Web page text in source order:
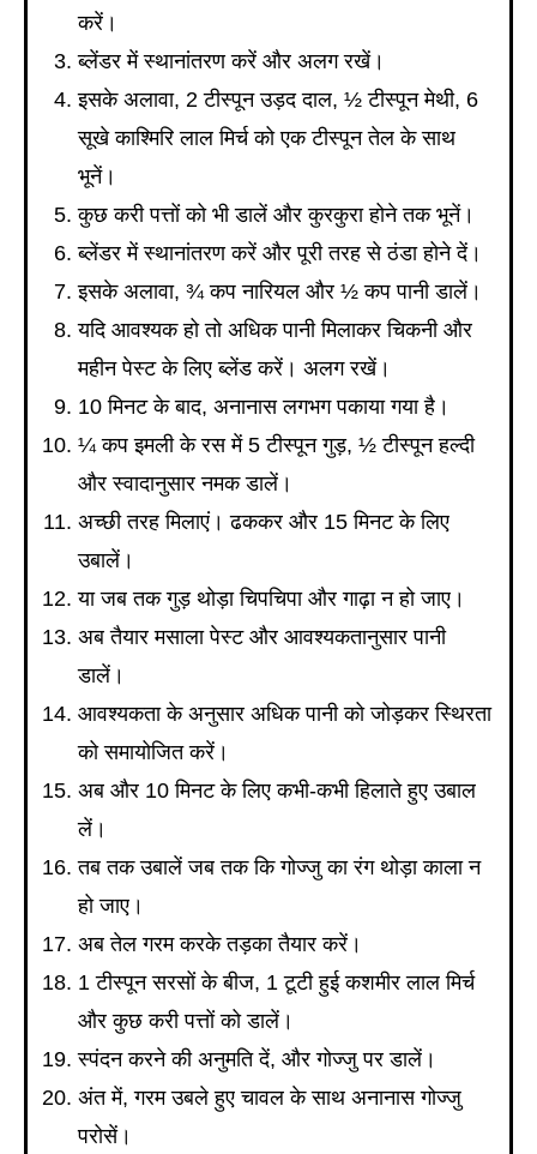
करें।
ब्लेंडर में स्थानांतरण करें और अलग रखें।
इसके अलावा, 2 टीस्पून उड़द दाल, ½ टीस्पून मेथी, 6
सूखे काश्मिरि लाल मिर्च को एक टीस्पून तेल के साथ
भूनें।
कुछ करी पत्तों को भी डालें और कुरकुरा होने तक भूनें।
ब्लेंडर में स्थानांतरण करें और पूरी तरह से ठंडा होने दें।
इसके अलावा, ¾ कप नारियल और ½ कप पानी डालें।
यदि आवश्यक हो तो अधिक पानी मिलाकर चिकनी और
महीन पेस्ट के लिए ब्लेंड करें। अलग रखें।
10 मिनट के बाद, अनानास लगभग पकाया गया है।
¼ कप इमली के रस में 5 टीस्पून गुड़, ½ टीस्पून हल्दी
और स्वादानुसार नमक डालें।
अच्छी तरह मिलाएं। ढककर और 15 मिनट के लिए
उबालें।
या जब तक गुड़ थोड़ा चिपचिपा और गाढ़ा न हो जाए।
अब तैयार मसाला पेस्ट और आवश्यकतानुसार पानी
डालें।
आवश्यकता के अनुसार अधिक पानी को जोड़कर स्थिरता
को समायोजित करें।
अब और 10 मिनट के लिए कभी-कभी हिलाते हुए उबाल
लें।
तब तक उबालें जब तक कि गोज्जु का रंग थोड़ा काला न
हो जाए।
अब तेल गरम करके तड़का तैयार करें।
1 टीस्पून सरसों के बीज, 1 टूटी हुई कशमीर लाल मिर्च
और कुछ करी पत्तों को डालें।
स्पंदन करने की अनुमति दें, और गोज्जु पर डालें।
अंत में, गरम उबले हुए चावल के साथ अनानास गोज्जु
परोसें।